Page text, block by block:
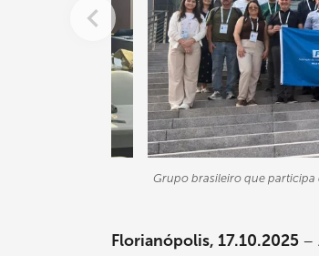
Grupo brasileiro que participa
Florianópolis, 17.10.2025 –